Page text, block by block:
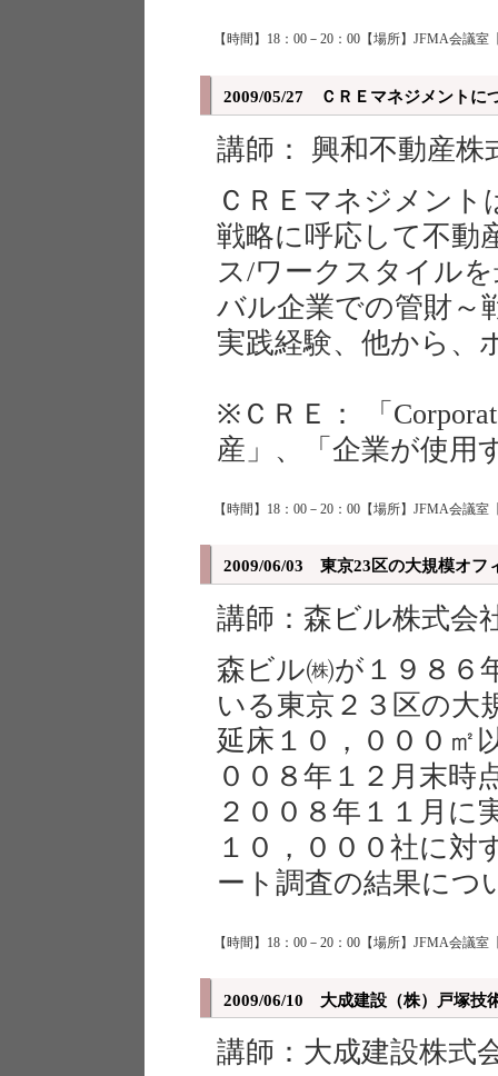
【時間】18：00－20：00【場所】JFMA会議
2009/05/27 ＣＲＥマネジメントに
講師： 興和不動
ＣＲＥマネジメント
戦略に呼応して不動
ス/ワークスタイル
バル企業での管財～
実践経験、他から、
※ＣＲＥ： 「
産」、「企業が使用
【時間】18：00－20：00【場所】JFMA会議
2009/06/03 東京23区の大規模オフ
講師：森ビル株式
森ビル㈱が１９８６
いる東京２３区の大
延床１０，０００㎡
００８年１２月末時
２００８年１１月に
１０，０００社に対
ート調査の結果につ
【時間】18：00－20：00【場所】JFMA会議
2009/06/10 大成建設（株）戸塚技
講師：大成建設株